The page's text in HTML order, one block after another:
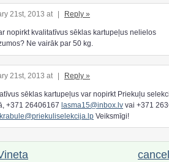
21st, 2013 at Reply »
nopirkt kvalitatīvus sēklas kartupeļus nelielos
Ne vairāk par 50 kg.
21st, 2013 at | Reply »
sēklas kartupeļus var nopirkt Priekuļu
+371 26406167 lasma15@inbox.lv vai +371
Veiksmīgi!